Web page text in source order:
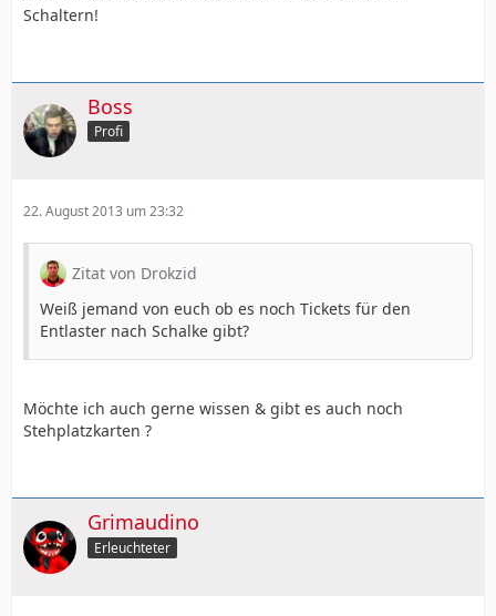
Schaltern!
Boss
Profi
22. August 2013 um 23:32
Zitat von Drokzid
Weiß jemand von euch ob es noch Tickets für den
Entlaster nach Schalke gibt?
Möchte ich auch gerne wissen & gibt es auch noch
Stehplatzkarten ?
Grimaudino
Erleuchteter